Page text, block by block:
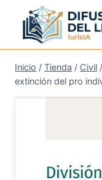
contenido
Inicio / Tienda / Civil /
extinción del pro